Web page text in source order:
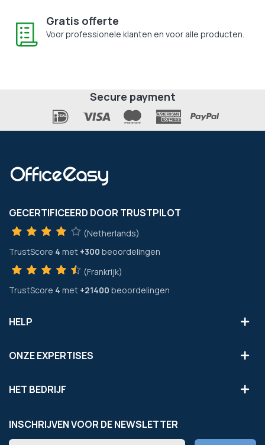
Gratis offerte
Voor professionele klanten en voor alle producten.
Secure payment
GECERTIFICEERD DOOR TRUSTPILOT
(Netherlands)
TrustScore 4 met +300 beoordelingen
(Frankrijk)
TrustScore 4 met +21400 beoordelingen
HELP
ONZE EXPERTISES
HET BEDRIJF
INSCHRIJVEN VOOR DE NEWSLETTER